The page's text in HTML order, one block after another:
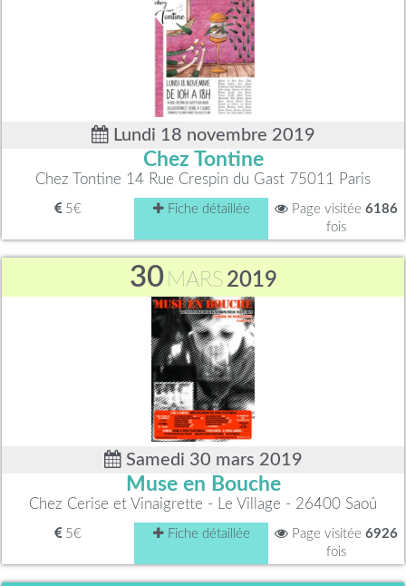
Lundi 18 novembre 2019
Chez Tontine
Chez Tontine 14 Rue Crespin du Gast 75011 Paris
5€ Fiche détaillée Page visitée 6186
fois
30 MARS 2019
Samedi 30 mars 2019
Muse en Bouche
Chez Cerise et Vinaigrette - Le Village - 26400 Saoû
5€ Fiche détaillée Page visitée 6926
fois